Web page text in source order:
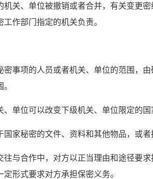
关、单位被撤销或者合并，有关变更密
作部门指定的机关负责。
事项的人员或者机关、单位的范围，
、单位可以改变下级机关、单位限定的国
家秘密的文件、资料和其他物品，或者
与合作中，对方以正当理由和途径要
形式要求对方承担保密义务。